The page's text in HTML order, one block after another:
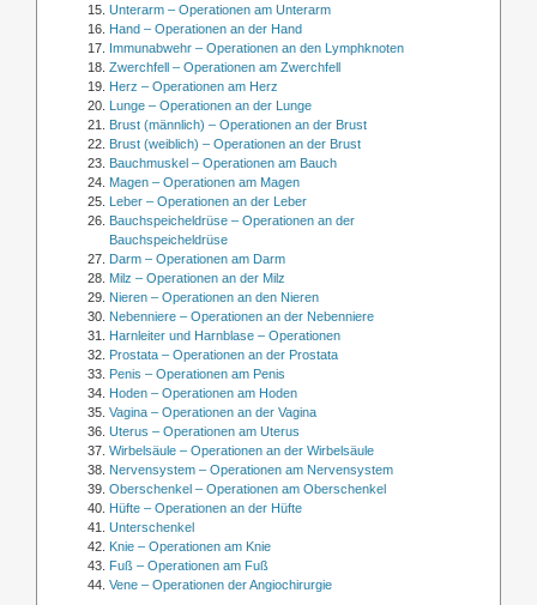
Unterarm – Operationen am Unterarm
Hand – Operationen an der Hand
Immunabwehr – Operationen an den Lymphknoten
Zwerchfell – Operationen am Zwerchfell
Herz – Operationen am Herz
Lunge – Operationen an der Lunge
Brust (männlich) – Operationen an der Brust
Brust (weiblich) – Operationen an der Brust
Bauchmuskel – Operationen am Bauch
Magen – Operationen am Magen
Leber – Operationen an der Leber
Bauchspeicheldrüse – Operationen an der
Bauchspeicheldrüse
Darm – Operationen am Darm
Milz – Operationen an der Milz
Nieren – Operationen an den Nieren
Nebenniere – Operationen an der Nebenniere
Harnleiter und Harnblase – Operationen
Prostata – Operationen an der Prostata
Penis – Operationen am Penis
Hoden – Operationen am Hoden
Vagina – Operationen an der Vagina
Uterus – Operationen am Uterus
Wirbelsäule – Operationen an der Wirbelsäule
Nervensystem – Operationen am Nervensystem
Oberschenkel – Operationen am Oberschenkel
Hüfte – Operationen an der Hüfte
Unterschenkel
Knie – Operationen am Knie
Fuß – Operationen am Fuß
Vene – Operationen der Angiochirurgie